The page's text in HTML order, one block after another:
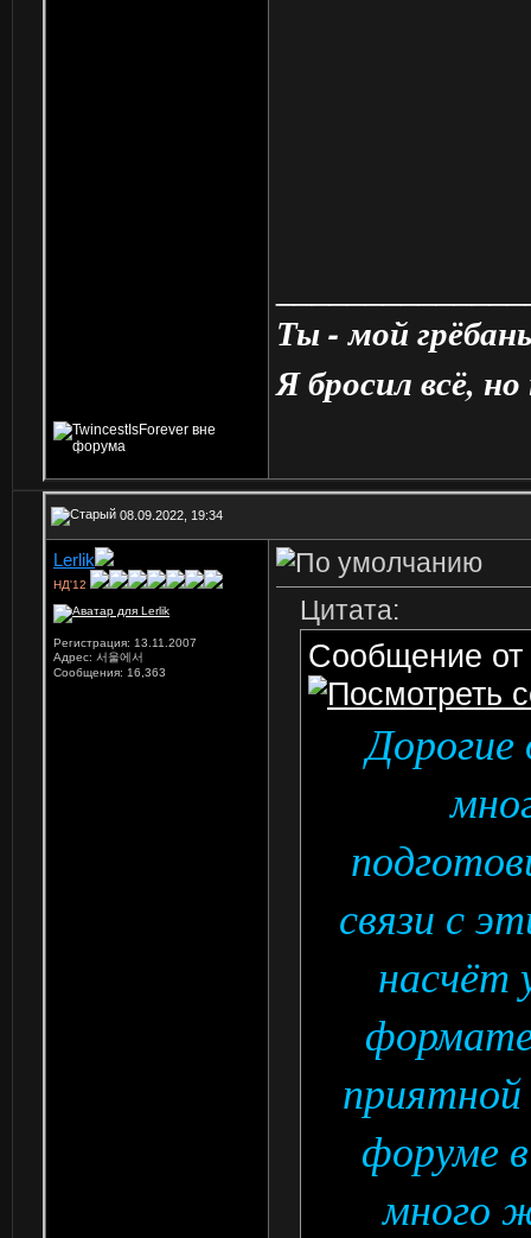
Ты - мой
Я бросил всё,
08.09.2022, 19:34
Lerlik
НД'12
Регистрация: 13.11.2007
Адрес: 서울에서
Сообщения: 16,363
Цитата:
Сообщение от
связи с
насчёт
форуме
много